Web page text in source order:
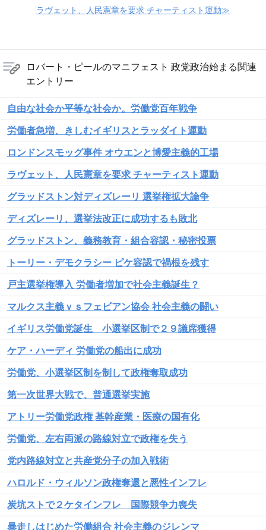
ラヴェット、人民憲章を要求 チャーティスト運動≫
ロバート・ピールのマニフェスト 政党政治始まる関連
エントリー
自由な社会か平等な社会か。労働党百年戦争
労働者急増、きしむイギリスとラッダイト運動
ロンドンスモッグ事件 オウエンと博愛主義的工場
ラヴェット、人民憲章を要求 チャーティスト運動
グラッドストン対ディズレーリ 選挙権拡大論争
ディズレーリ、選挙法改正に成功するも敗北
グラッドストン、義務教育・組合容認・秘密投票
トーリー・デモクラシー ピケ容認で禍根を残す
戸主選挙権導入 労働者増加で社会主義誕生？
マルクス主義ｖｓフェビアン協会 社会主義の闘い
イギリス労働党誕生 小選挙区制で２９議席獲得
ケア・ハーディ 労働党の船出に成功
労働党、小選挙区制を制して政権奪取成功
第一次世界大戦で、普通選挙実施
アトリー労働党政権 基幹産業・医療の国有化
労働党、左右両派の路線対立で政権を失う
党内路線対立と共産党分子の加入戦術
ハロルド・ウィルソン政権奪還と悪性インフレ
炭坑ストで２ケタインフレ 国際競争力喪失
暴走しはじめた労働組合 社会主義のジレンマ